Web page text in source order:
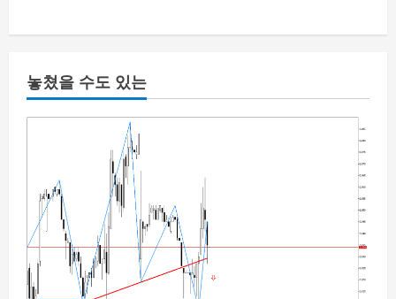
놓쳤을 수도 있는